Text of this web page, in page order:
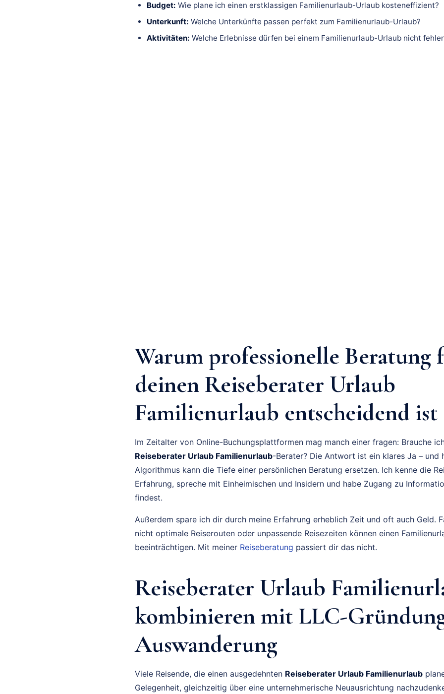
Budget: Wie plane ich einen erstklassigen Familienurlaub-Urlaub kosteneffizient?
Unterkunft: Welche Unterkünfte passen perfekt zum Familienurlaub-Urlaub?
Aktivitäten: Welche Erlebnisse dürfen bei einem Familienurlaub-Urlaub nicht
Warum professionelle Beratung
deinen Reiseberater Urlaub
Familienurlaub entscheidend ist
Im Zeitalter von Online-Buchungsplattformen mag manch einer fragen: Brauche
Reiseberater Urlaub Familienurlaub-Berater? Die Antwort ist ein klares Ja – und
Algorithmus kann die Tiefe einer persönlichen Beratung ersetzen. Ich kenne die
Erfahrung, spreche mit Einheimischen und Insidern und habe Zugang zu
findest.
Außerdem spare ich dir durch meine Erfahrung erheblich Zeit und oft auch Geld.
nicht optimale Reiserouten oder unpassende Reisezeiten können einen
beeinträchtigen. Mit meiner Reiseberatung passiert dir das nicht.
Reiseberater Urlaub
kombinieren mit LLC-
Auswanderung
Viele Reisende, die einen ausgedehnten Reiseberater Urlaub Familienurlaub
Gelegenheit, gleichzeitig über eine unternehmerische Neuausrichtung